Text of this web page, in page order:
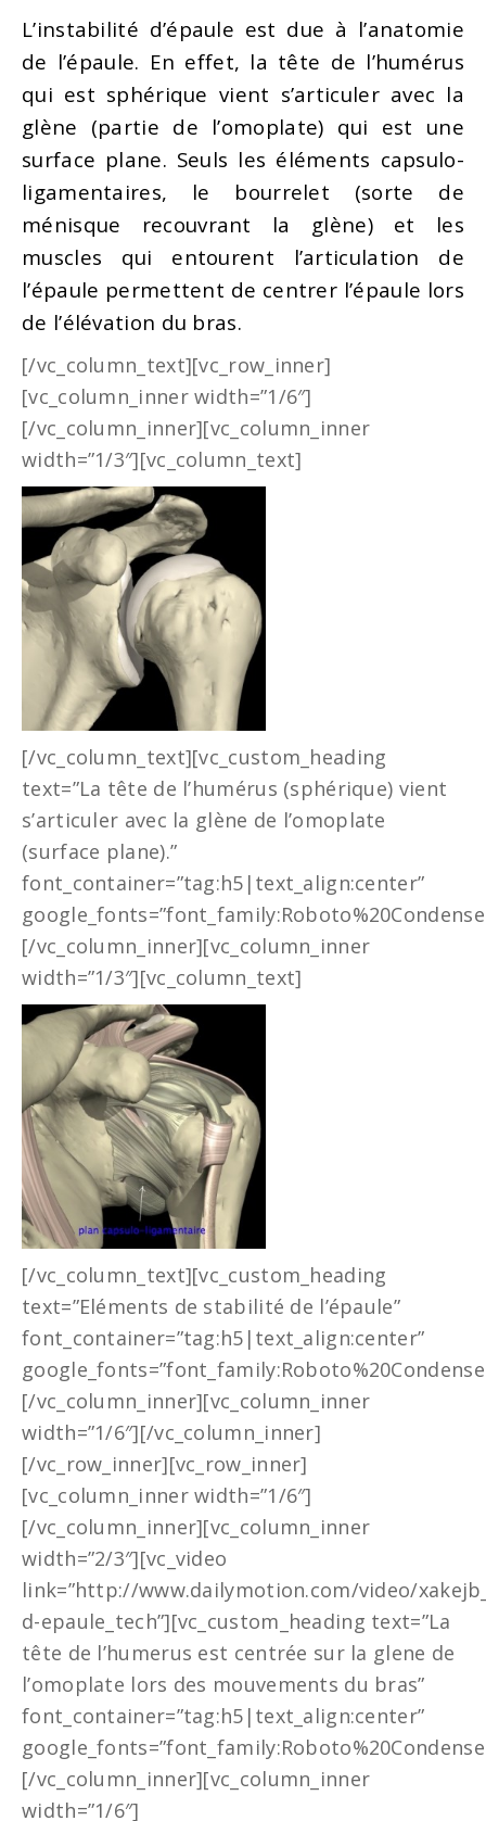
L’instabilité d’épaule est due à l’anatomie
de l’épaule. En effet, la tête de l’humérus
qui est sphérique vient s’articuler avec la
glène (partie de l’omoplate) qui est une
surface plane. Seuls les éléments capsulo-
ligamentaires, le bourrelet (sorte de
ménisque recouvrant la glène) et les
muscles qui entourent l’articulation de
l’épaule permettent de centrer l’épaule lors
de l’élévation du bras.
[/vc_column_text][vc_row_inner]
[vc_column_inner width=”1/6″]
[/vc_column_inner][vc_column_inner
width=”1/3″][vc_column_text]
[/vc_column_text][vc_custom_heading
text=”La tête de l’humérus (sphérique) vient
s’articuler avec la glène de l’omoplate
(surface plane).”
font_container=”tag:h5|text_align:center”
[/vc_column_inner][vc_column_inner
width=”1/3″][vc_column_text]
[/vc_column_text][vc_custom_heading
text=”Eléments de stabilité de l’épaule”
font_container=”tag:h5|text_align:center”
[/vc_column_inner][vc_column_inner
width=”1/6″][/vc_column_inner]
[/vc_row_inner][vc_row_inner]
[vc_column_inner width=”1/6″]
[/vc_column_inner][vc_column_inner
width=”2/3″][vc_video
link=”http://www.dailymotion.com/video/
d-epaule_tech”][vc_custom_heading text=”La
tête de l’humerus est centrée sur la glene de
l’omoplate lors des mouvements du bras”
font_container=”tag:h5|text_align:center”
[/vc_column_inner][vc_column_inner
width=”1/6″]